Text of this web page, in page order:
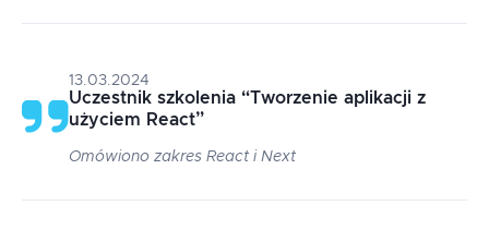
13.03.2024
Uczestnik szkolenia “Tworzenie aplikacji z
użyciem React”
Omówiono zakres React i Next